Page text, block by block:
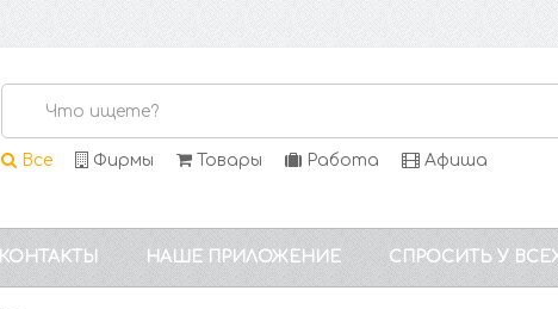
Все Фирмы Товары Работа Афиша
КОНТАКТЫ НАШЕ ПРИЛОЖЕНИЕ СПРОСИТЬ У